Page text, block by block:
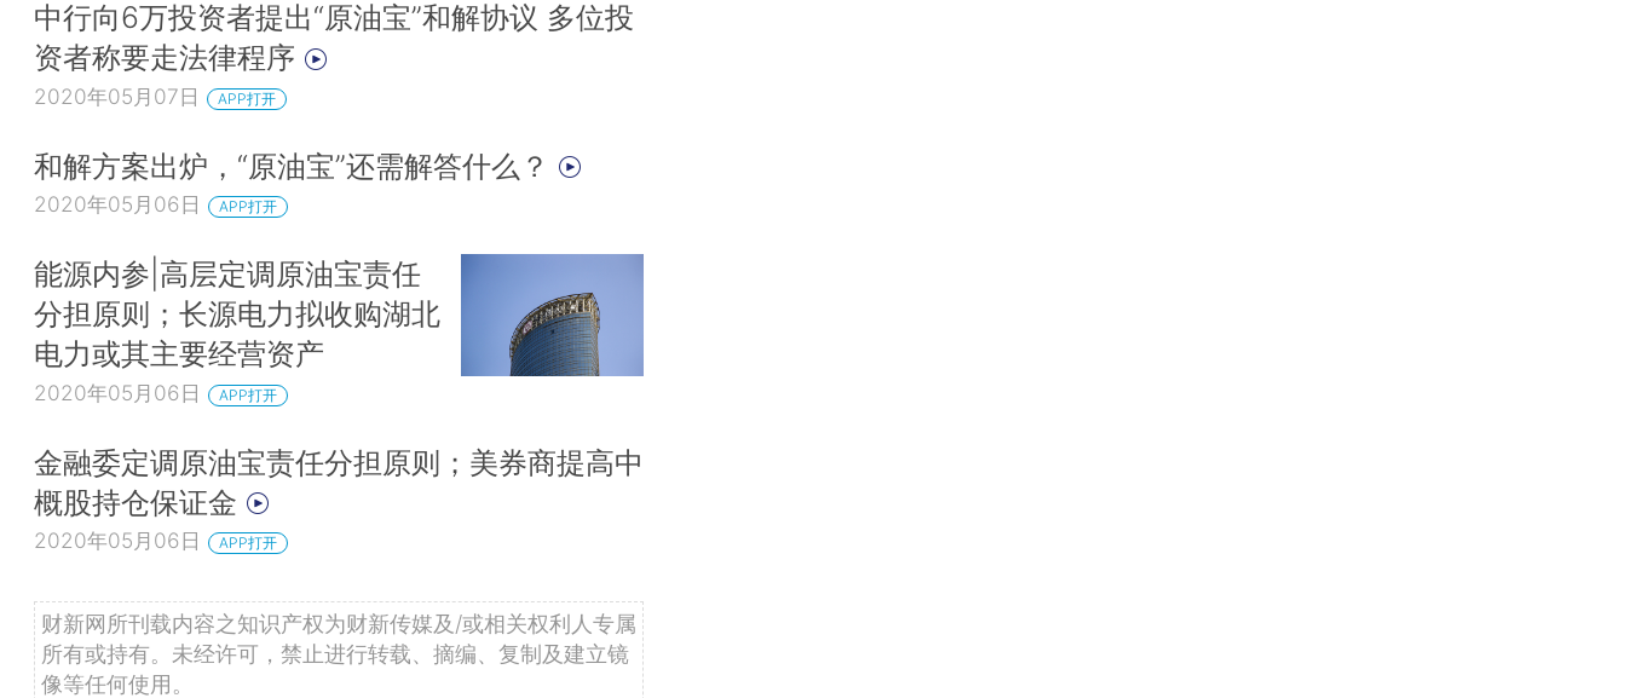
中行向6万投资者提出“原油宝”和解协议 多位投
资者称要走法律程序
2020年05月07日 APP打开
和解方案出炉，“原油宝”还需解答什么？
2020年05月06日 APP打开
能源内参|高层定调原油宝责任
分担原则；长源电力拟收购湖北
电力或其主要经营资产
2020年05月06日 APP打开
金融委定调原油宝责任分担原则；美券商提高中
概股持仓保证金
2020年05月06日 APP打开
财新网所刊载内容之知识产权为财新传媒及/或相关权利人专属
所有或持有。未经许可，禁止进行转载、摘编、复制及建立镜
像等任何使用。